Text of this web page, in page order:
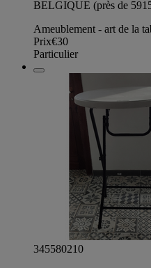
BELGIQUE (près de
Ameublement - art de la
Prix€30
Particulier
345580210